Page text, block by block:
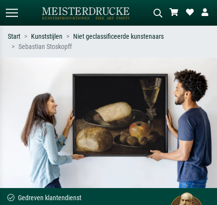
Beschrijf de scène – bijv. groene
weide, abstract met veel rood, donker
olieverfschilderij, staand naakt naast
een boom.
Start Kunststijlen
Niet geclassificeerde kunstenaars
Sebastian Stoskopff
Gedreven klantendienst